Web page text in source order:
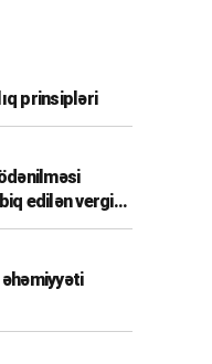
prinsipləri
edilən vergi